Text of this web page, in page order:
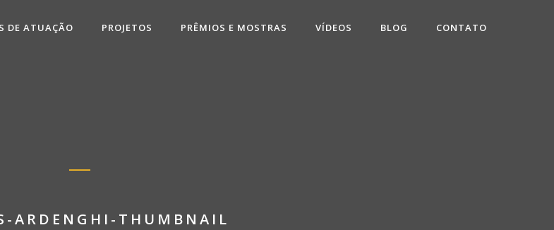
DE ATUAÇÃO PROJETOS PRÊMIOS E MOSTRAS VÍDEOS BLOG CONTATO
ARDENGHI-THUMBNAIL